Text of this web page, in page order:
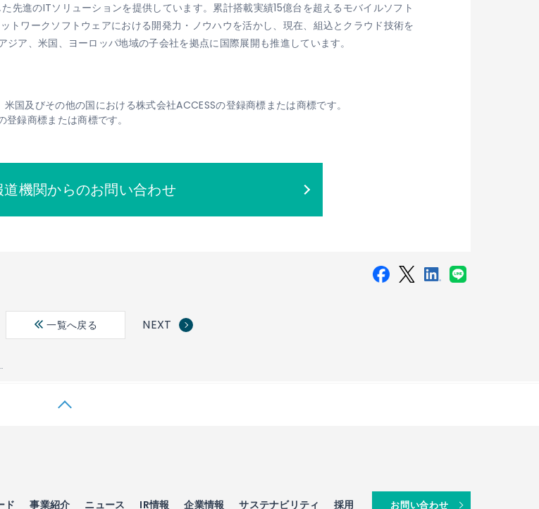
先進のITソリューションを提供しています。累計搭載実績15億台を超えるモバイルソフト
ワークソフトウェアにおける開発力・ノウハウを活かし、現在、組込とクラウド技術を
ア、米国、ヨーロッパ地域の子会社を拠点に国際展開も推進しています。
国及びその他の国における株式会社ACCESSの登録商標または商標です。
録商標または商標です。
道機関からのお問い合わせ
一覧へ戻る NEXT
研修に電子テキスト配信システム「PUBLUS
ド 事業紹介 ニュース IR情報 企業情報 サステナビリティ 採用 お問い合わせ